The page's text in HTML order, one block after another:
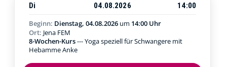
Di 04.08.2026
14:00
Beginn: Dienstag, 04.08.2026 um 14:00 Uhr
Ort: Jena FEM
8-Wochen-Kurs--- Yoga speziell für Schwangere mit
Hebamme Anke